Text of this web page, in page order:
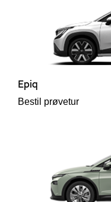
til hurtig
Epiq
Bestil prøvetur